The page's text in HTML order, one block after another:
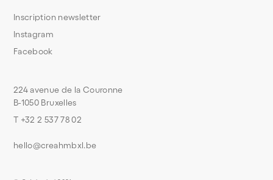
224 avenue de la Couronne
B-1050 Bruxelles
T +32 2 537 78 02
hello@creahmbxl.be
Inscription newsletter
Instagram
Facebook